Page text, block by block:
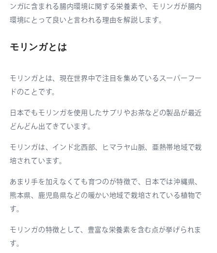
ンガに含まれる腸内環境に関する栄養素や、モリンガが腸内
環境にとって良いと言われる理由を解説します。
モリンガとは
モリンガとは、現在世界中で注目を集めているスーパーフー
ドのことです。
日本でもモリンガを使用したサプリやお茶などの製品が最近
どんどん出てきています。
モリンガは、インド北西部、ヒマラヤ山脈、亜熱帯地域で栽
培されています。
あまり手を加えなくても育つのが特徴で、日本では沖縄県、
熊本県、鹿児島県などの暖かい地域で栽培されている植物で
す。
モリンガの特徴として、豊富な栄養素を含む点が挙げられま
す。